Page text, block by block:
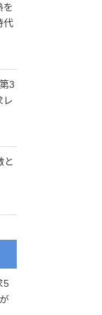
を
代
3
レ
と
5